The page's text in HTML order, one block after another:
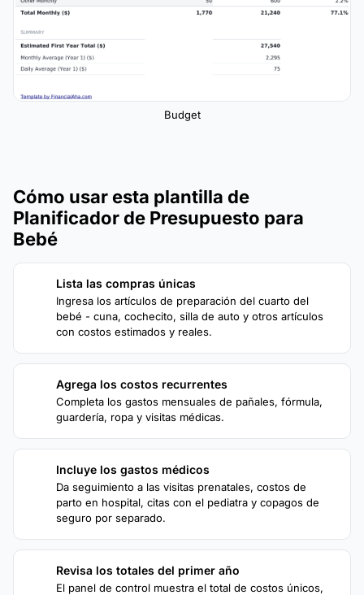
Budget
Cómo usar esta plantilla de
Planificador de Presupuesto para
Bebé
Lista las compras únicas
Ingresa los artículos de preparación del cuarto del
bebé - cuna, cochecito, silla de auto y otros artículos
con costos estimados y reales.
Agrega los costos recurrentes
Completa los gastos mensuales de pañales, fórmula,
guardería, ropa y visitas médicas.
Incluye los gastos médicos
Da seguimiento a las visitas prenatales, costos de
parto en hospital, citas con el pediatra y copagos de
seguro por separado.
Revisa los totales del primer año
El panel de control muestra el total de costos únicos,